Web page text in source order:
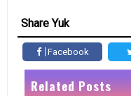
Share Yuk
Facebook
Related Posts